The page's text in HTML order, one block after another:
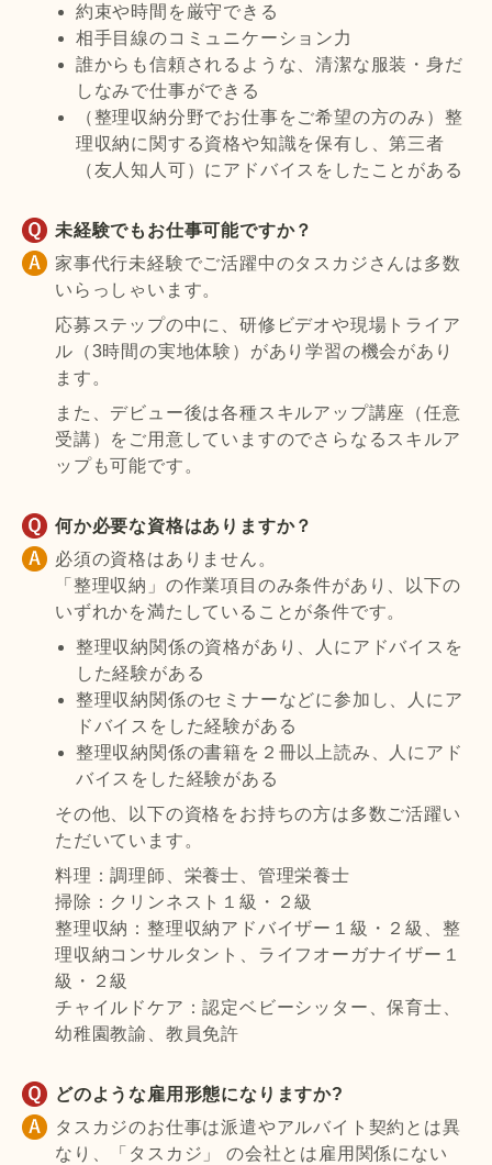
約束や時間を厳守できる
相手目線のコミュニケーション力
誰からも信頼されるような、清潔な服装・身だ
しなみで仕事ができる
（整理収納分野でお仕事をご希望の方のみ）整
理収納に関する資格や知識を保有し、第三者
（友人知人可）にアドバイスをしたことがある
未経験でもお仕事可能ですか？
家事代行未経験でご活躍中のタスカジさんは多数
いらっしゃいます。
応募ステップの中に、研修ビデオや現場トライア
ル（3時間の実地体験）があり学習の機会があり
ます。
また、デビュー後は各種スキルアップ講座（任意
受講）をご用意していますのでさらなるスキルア
ップも可能です。
何か必要な資格はありますか？
必須の資格はありません。
「整理収納」の作業項目のみ条件があり、以下の
いずれかを満たしていることが条件です。
整理収納関係の資格があり、人にアドバイスを
した経験がある
整理収納関係のセミナーなどに参加し、人にア
ドバイスをした経験がある
整理収納関係の書籍を２冊以上読み、人にアド
バイスをした経験がある
その他、以下の資格をお持ちの方は多数ご活躍い
ただいています。
料理：調理師、栄養士、管理栄養士
掃除：クリンネスト１級・２級
整理収納：整理収納アドバイザー１級・２級、整
理収納コンサルタント、ライフオーガナイザー１
級・２級
チャイルドケア：認定ベビーシッター、保育士、
幼稚園教諭、教員免許
どのような雇用形態になりますか?
タスカジのお仕事は派遣やアルバイト契約とは異
なり、「タスカジ」 の会社とは雇用関係にない